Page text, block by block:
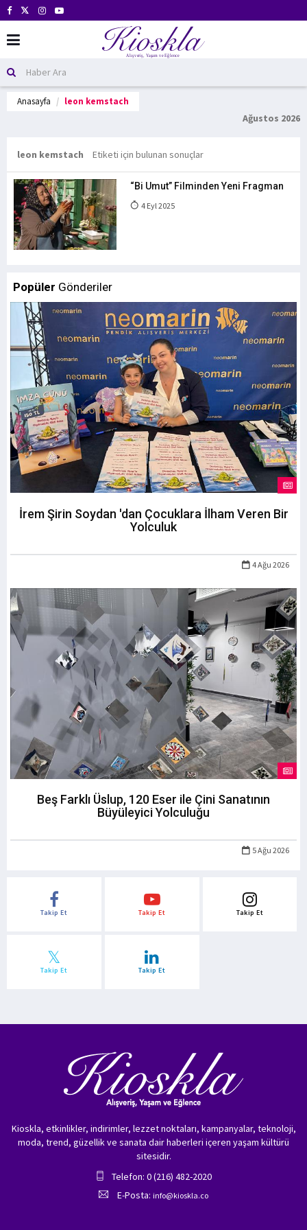
Anasayfa leon kemstach
Ağustos 2026
leon kemstach Etiketi için bulunan sonuçlar
“Bi Umut” Filminden Yeni Fragman
4 Eyl 2025
Popüler Gönderiler
İrem Şirin Soydan 'dan Çocuklara İlham Veren Bir
Yolculuk
4 Ağu 2026
Beş Farklı Üslup, 120 Eser ile Çini Sanatının
Büyüleyici Yolculuğu
5 Ağu 2026
Takip Et Takip Et Takip Et
Takip Et Takip Et
Kioskla, etkinlikler, indirimler, lezzet noktaları, kampanyalar, teknoloji,
moda, trend, güzellik ve sanata dair haberleri içeren yaşam kültürü
sitesidir.
Telefon: 0 (216) 482-2020
E-Posta: info@kioskla.co